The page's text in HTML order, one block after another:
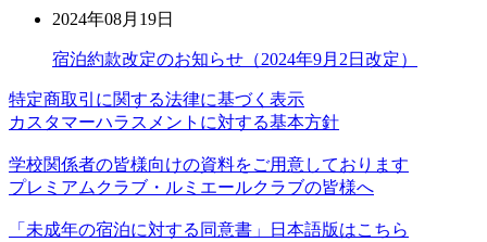
2024年08月19日
宿泊約款改定のお知らせ（2024年9月2日改定）
特定商取引に関する法律に基づく表示
カスタマーハラスメントに対する基本方針
学校関係者の皆様向けの資料をご用意しております
プレミアムクラブ・ルミエールクラブの皆様へ
「未成年の宿泊に対する同意書」日本語版はこちら